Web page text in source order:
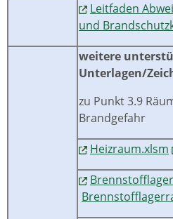
Leitfaden
und
weitere
Unterlagen/
zu Punkt 3.9
Brandgefahr
Heizraum.xlsm